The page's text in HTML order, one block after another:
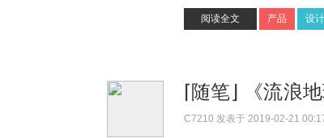
阅读全文 产品 设计
⌈随笔⌋ 《流浪
C7210 发表于 2019-02-21